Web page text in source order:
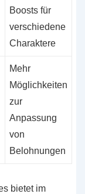
Boosts für
verschiedene
Charaktere
Mehr
Möglichkeiten
zur
Anpassung
von
Belohnungen
bietet im